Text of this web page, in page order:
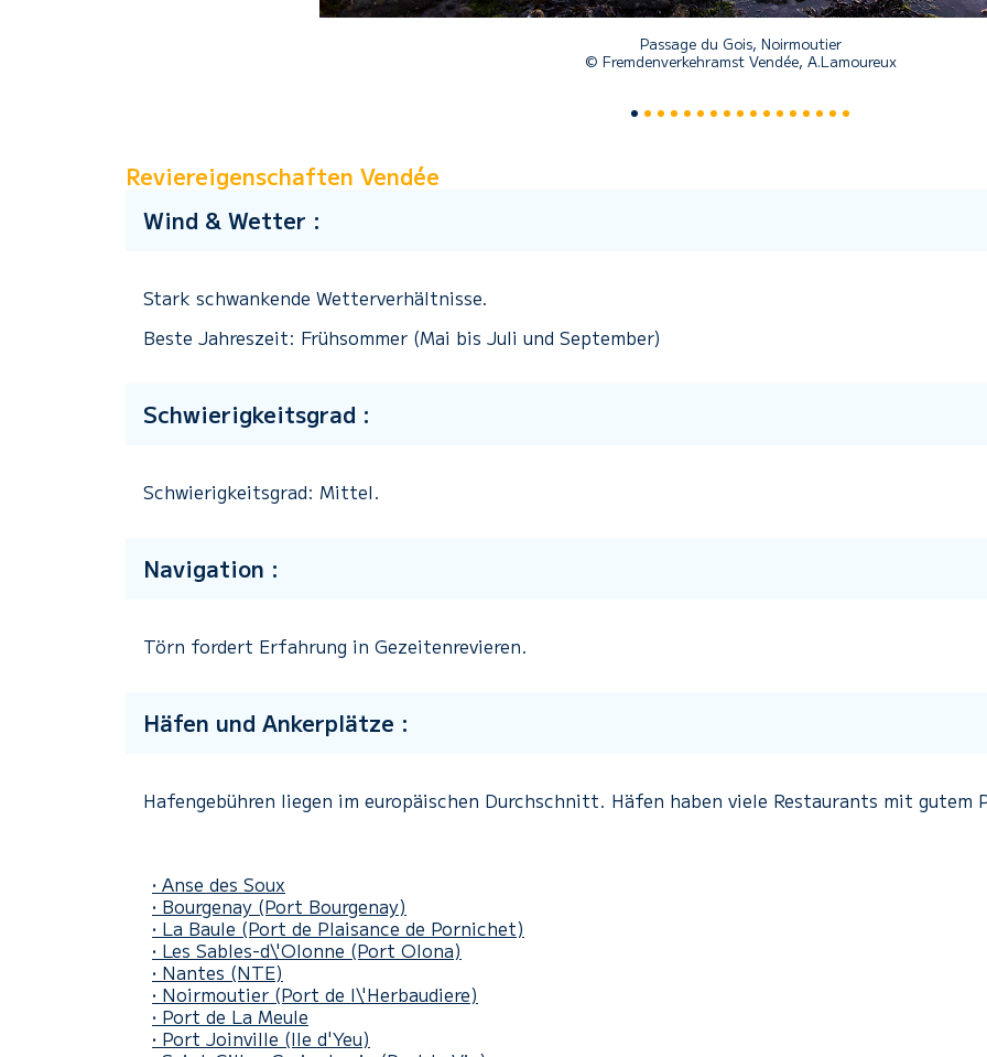
Passage du Gois, Noirmoutier
© Fremdenverkehramst Vendée, A.Lamoureux
Reviereigenschaften Vendée
Wind & Wetter :
Stark schwankende Wetterverhältnisse.
Beste Jahreszeit: Frühsommer (Mai bis Juli und September)
Schwierigkeitsgrad :
Schwierigkeitsgrad: Mittel.
Navigation :
Törn fordert Erfahrung in Gezeitenrevieren.
Häfen und Ankerplätze :
Hafengebühren liegen im europäischen Durchschnitt. Häfen haben viele Restaurants mit gutem
• Anse des Soux
• Bourgenay (Port Bourgenay)
• La Baule (Port de Plaisance de Pornichet)
• Les Sables-d\'Olonne (Port Olona)
• Nantes (NTE)
• Noirmoutier (Port de l\'Herbaudiere)
• Port de La Meule
• Port Joinville (Ile d'Yeu)